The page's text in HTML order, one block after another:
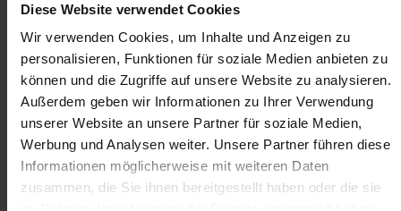
Diese Website verwendet Cookies
Wir verwenden Cookies, um Inhalte und Anzeigen zu
personalisieren, Funktionen für soziale Medien anbieten zu
können und die Zugriffe auf unsere Website zu analysieren.
Außerdem geben wir Informationen zu Ihrer Verwendung
unserer Website an unsere Partner für soziale Medien,
Werbung und Analysen weiter. Unsere Partner führen diese
Informationen möglicherweise mit weiteren Daten
zusammen, die Sie ihnen bereitgestellt haben oder die sie
Lebenslauf
Bewerbungsschreiben
Empfehlungschreiben / Zeugnisse